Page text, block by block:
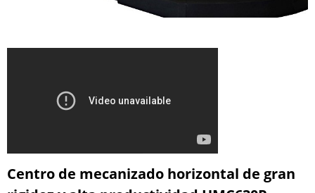
Centro de mecanizado horizontal de gran